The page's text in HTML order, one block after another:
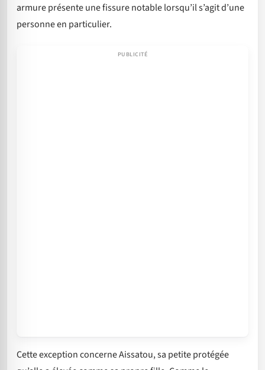
armure présente une fissure notable lorsqu’il s’agit d’une
personne en particulier.
Cette exception concerne Aissatou, sa petite protégée